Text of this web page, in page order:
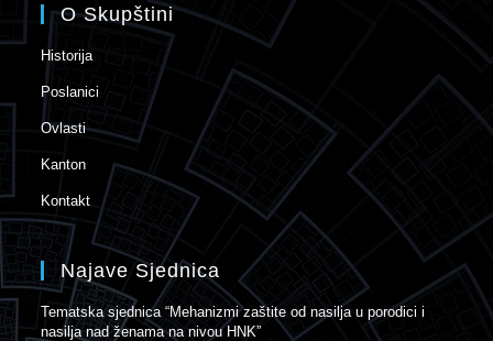
O Skupštini
Historija
Poslanici
Ovlasti
Kanton
Kontakt
Najave Sjednica
Tematska sjednica “Mehanizmi zaštite od nasilja u porodici i
nasilja nad ženama na nivou HNK”